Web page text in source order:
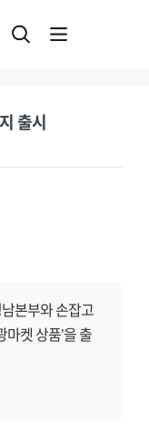
출시
본부와 손잡고
마켓 상품’을 출